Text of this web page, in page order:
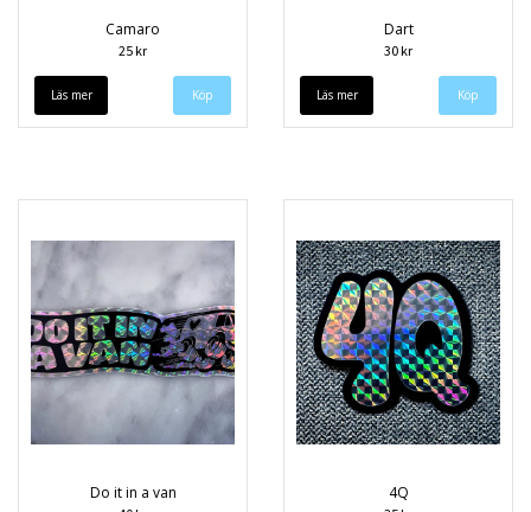
Camaro
25 kr
Läs mer
Dart
30 kr
Läs mer
Do it in a van 4Q